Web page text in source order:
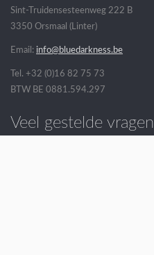
Sint-Truidensesteenweg 222 B
3350 Orsmaal (Linter)
Email: info@bluedarkness.be
Tel. +32 (0)16 82 75 73
BTW BE 0881.594.297
Veel gestelde vragen